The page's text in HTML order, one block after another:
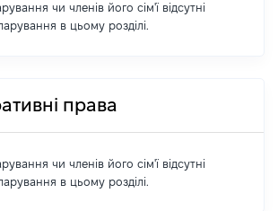
чи членів його сім'ї відсутні
в цьому розділі.
права
чи членів його сім'ї відсутні
в цьому розділі.